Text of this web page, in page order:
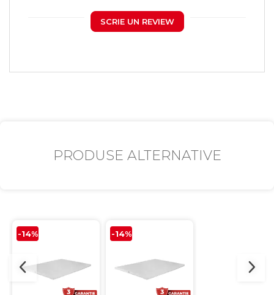
SCRIE UN REVIEW
PRODUSE ALTERNATIVE
-14% -14%